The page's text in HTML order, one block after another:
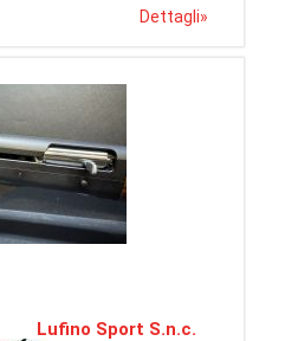
Dettagli»
Lufino Sport S.n.c.